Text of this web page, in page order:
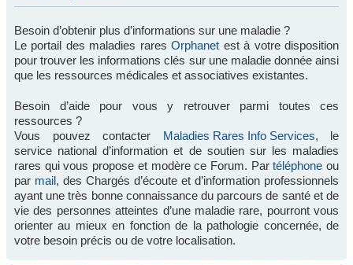
Besoin d’obtenir plus d’informations sur une maladie ?
Le portail des maladies raresOrphanet est à votre disposition
pour trouver les informations clés sur une maladie donnée ainsi
que les ressources médicales et associatives existantes.
Besoin d’aide pour vous y retrouver parmi toutes ces
ressources ?
Vous pouvez contacter Maladies Rares Info Services, le
service national d’information et de soutien sur les maladies
rares qui vous propose et modère ce Forum. Partéléphone ou
par mail, des Chargés d’écoute et d’information professionnels
ayant une très bonne connaissance du parcours de santé et de
vie des personnes atteintes d’une maladie rare, pourront vous
orienter au mieux en fonction de la pathologie concernée, de
votre besoin précis ou de votre localisation.